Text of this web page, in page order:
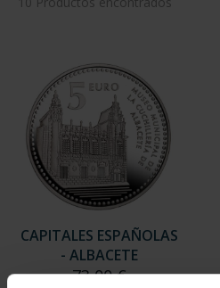
CAPITALES ESPAÑOLAS
- ALBACETE
73,00 €